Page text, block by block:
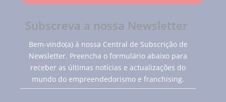
Subscreva a nossa Newsletter
Bem-vindo(a) à nossa Central de Subscrição de
Newsletter. Preencha o formulário abaixo para
receber as últimas notícias e actualizações do
mundo do empreendedorismo e franchising.